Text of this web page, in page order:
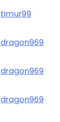
timur99
dragon969
dragon969
dragon969